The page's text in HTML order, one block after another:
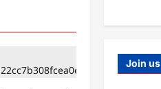
Join us